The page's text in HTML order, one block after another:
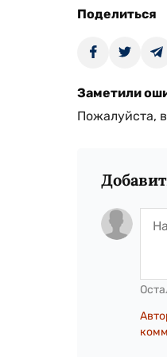
Поделиться
Заметили
Пожалуйста,